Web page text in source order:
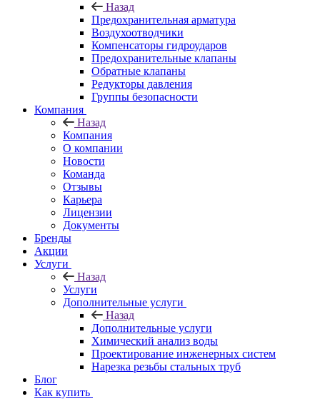
Назад
Предохранительная арматура
Воздухоотводчики
Компенсаторы гидроударов
Предохранительные клапаны
Обратные клапаны
Редукторы давления
Группы безопасности
Компания
Назад
Компания
О компании
Новости
Команда
Отзывы
Карьера
Лицензии
Документы
Бренды
Акции
Услуги
Назад
Услуги
Дополнительные услуги
Назад
Дополнительные услуги
Химический анализ воды
Проектирование инженерных систем
Нарезка резьбы стальных труб
Блог
Как купить